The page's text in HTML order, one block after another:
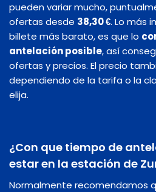
pueden variar mucho,
ofertas desde 38,30 €. Lo más
billete más barato, es que lo
antelación posible, así
ofertas y precios. El precio
dependiendo de la tarifa o la
elija.
¿Con que tiempo de
estar en la estación de
Normalmente recomendamos